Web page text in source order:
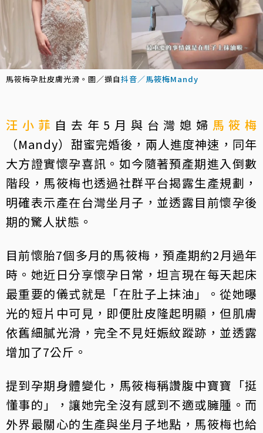
馬筱梅孕肚皮膚光滑。圖／擷自抖音／馬筱梅Mandy
汪小菲 自去年5月與台灣媳婦 馬筱梅
（Mandy）甜蜜完婚後，兩人進度神速，同年
大方證實懷孕喜訊。如今隨著預產期進入倒數
階段，馬筱梅也透過社群平台揭露生產規劃，
明確表示產在台灣坐月子，並透露目前懷孕後
期的驚人狀態。
目前懷胎7個多月的馬筱梅，預產期約2月過年
時。她近日分享懷孕日常，坦言現在每天起床
最重要的儀式就是「在肚子上抹油」。從她曝
光的短片中可見，即便肚皮隆起明顯，但肌膚
依舊細膩光滑，完全不見妊娠紋蹤跡，並透露
增加了7公斤。
提到孕期身體變化，馬筱梅稱讚腹中寶寶「挺
懂事的」，讓她完全沒有感到不適或臃腫。而
外界最關心的生產與坐月子地點，馬筱梅也給